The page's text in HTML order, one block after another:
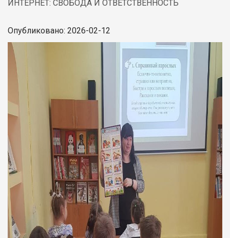
ИНТЕРНЕТ: СВОБОДА И ОТВЕТСТВЕННОСТЬ
Опубликовано: 2026-02-12